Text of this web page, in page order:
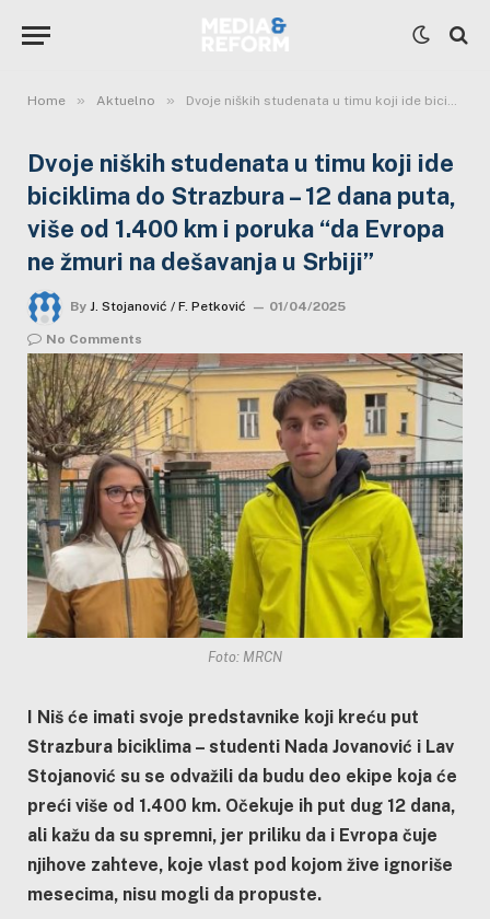
Home » Aktuelno » Dvoje niških studenata u timu koji ide biciklima do Strazbura – 12 dana puta, više od 1.400 km i poruka “da Evropa ne žmuri na dešavanja u Srbiji”
Dvoje niških studenata u timu koji ide
biciklima do Strazbura – 12 dana puta,
više od 1.400 km i poruka “da Evropa
ne žmuri na dešavanja u Srbiji”
By J. Stojanović / F. Petković 01/04/2025
No Comments
Foto: MRCN
I Niš će imati svoje predstavnike koji kreću put
Strazbura biciklima – studenti Nada Jovanović i Lav
Stojanović su se odvažili da budu deo ekipe koja će
preći više od 1.400 km. Očekuje ih put dug 12 dana,
ali kažu da su spremni, jer priliku da i Evropa čuje
njihove zahteve, koje vlast pod kojom žive ignoriše
mesecima, nisu mogli da propuste.